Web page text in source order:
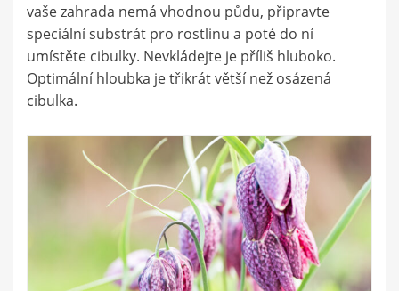
vaše zahrada nemá vhodnou půdu, připravte
speciální substrát pro rostlinu a poté do ní
umístěte cibulky. Nevkládejte je příliš hluboko.
Optimální hloubka je třikrát větší než osázená
cibulka.